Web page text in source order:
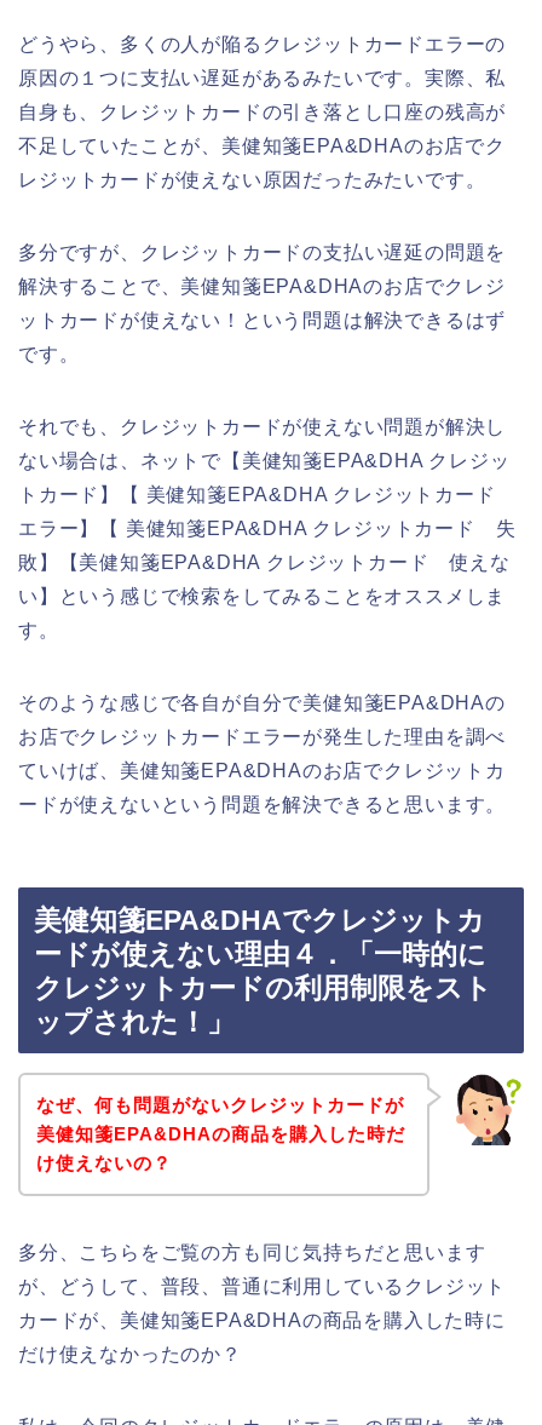
どうやら、多くの人が陥るクレジットカードエラーの
原因の１つに支払い遅延があるみたいです。実際、私
自身も、クレジットカードの引き落とし口座の残高が
不足していたことが、美健知箋EPA&DHAのお店でク
レジットカードが使えない原因だったみたいです。
多分ですが、クレジットカードの支払い遅延の問題を
解決することで、美健知箋EPA&DHAのお店でクレジ
ットカードが使えない！という問題は解決できるはず
です。
それでも、クレジットカードが使えない問題が解決し
ない場合は、ネットで【美健知箋EPA&DHA クレジッ
トカード】【 美健知箋EPA&DHA クレジットカード
エラー】【 美健知箋EPA&DHA クレジットカード 失
敗】【美健知箋EPA&DHA クレジットカード 使えな
い】という感じで検索をしてみることをオススメしま
す。
そのような感じで各自が自分で美健知箋EPA&DHAの
お店でクレジットカードエラーが発生した理由を調べ
ていけば、美健知箋EPA&DHAのお店でクレジットカ
ードが使えないという問題を解決できると思います。
美健知箋EPA&DHAでクレジットカ
ードが使えない理由４．「一時的に
クレジットカードの利用制限をスト
ップされた！」
なぜ、何も問題がないクレジットカードが
美健知箋EPA&DHAの商品を購入した時だ
け使えないの？
多分、こちらをご覧の方も同じ気持ちだと思います
が、どうして、普段、普通に利用しているクレジット
カードが、美健知箋EPA&DHAの商品を購入した時に
だけ使えなかったのか？